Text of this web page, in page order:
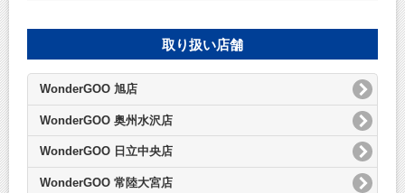
取り扱い店舗
WonderGOO 旭店
WonderGOO 奥州水沢店
WonderGOO 日立中央店
WonderGOO 常陸大宮店